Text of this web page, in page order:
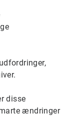
disse
ændringer